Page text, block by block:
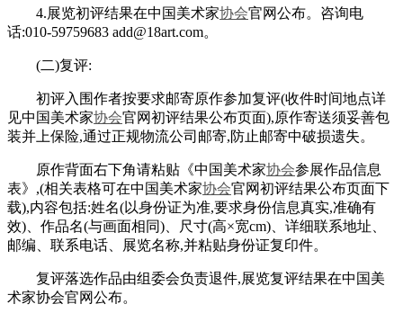
4.展览初评结果在中国美术家协会官网公布。咨询电
话:010-59759683 add@18art.com。
(二)复评:
初评入围作者按要求邮寄原作参加复评(收件时间地点详
见中国美术家协会官网初评结果公布页面),原作寄送须妥善包
装并上保险,通过正规物流公司邮寄,防止邮寄中破损遗失。
原作背面右下角请粘贴《中国美术家协会参展作品信息
表》,(相关表格可在中国美术家协会官网初评结果公布页面下
载),内容包括:姓名(以身份证为准,要求身份信息真实,准确有
效)、作品名(与画面相同)、尺寸(高×宽cm)、详细联系地址、
邮编、联系电话、展览名称,并粘贴身份证复印件。
复评落选作品由组委会负责退件,展览复评结果在中国美
术家协会官网公布。